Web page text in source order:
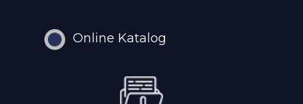
Online Katalog